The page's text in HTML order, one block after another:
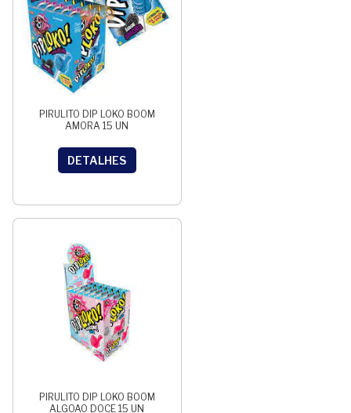
PIRULITO DIP LOKO BOOM
AMORA 15 UN
DETALHES
PIRULITO DIP LOKO BOOM
ALGOAO DOCE 15 UN